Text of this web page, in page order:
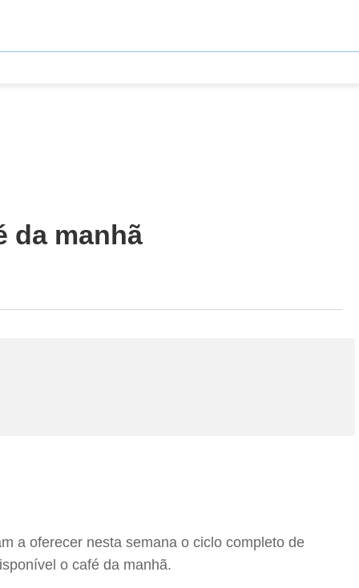
da manhã
a oferecer nesta semana o ciclo completo de
o café da manhã.